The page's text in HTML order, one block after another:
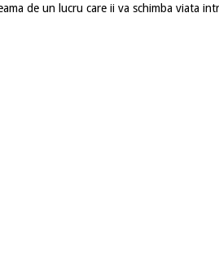
de un lucru care ii va schimba